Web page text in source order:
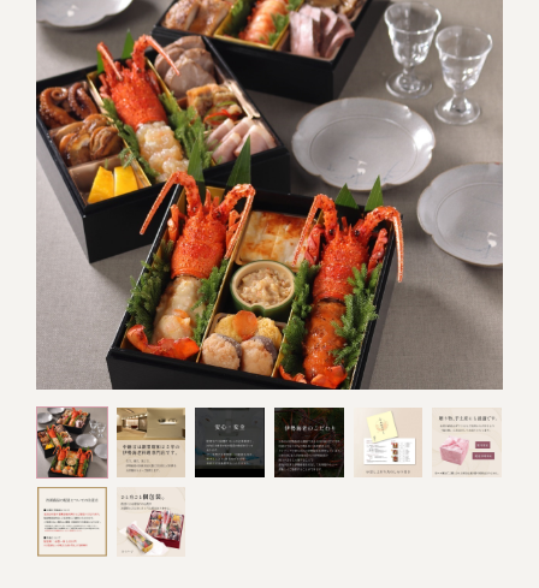
用途・シーン
ご結婚式 1.5次会・
二次会
レストラン
オンライン通販
(造り/焼物/蒸し/ボイル伊勢海老)
(ごちそう重/誕生日重/還暦重/お食い初め重)
(生おせち/おせち冷凍)
弁当宅配・仕出し
鉄板焼 ひかり
製薬会社・MR
サイトマップ
伊勢海老
全ての商品を見る
お造り（お刺身）
焼物
蒸し
ボイル伊勢海老
ごちそう重
全ての商品を見る
ごちそう重
還暦重
誕生日重
お食い初め重
おせち
全ての商品を見る
生おせち
おせち冷凍
海鮮鍋
海鮮ＢＢＱ
調味料
スープ・スープカレー